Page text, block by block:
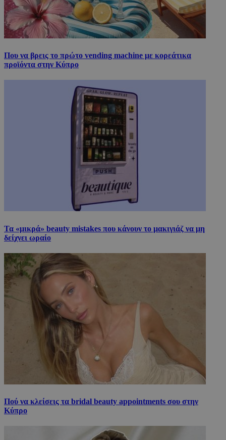
Που να βρεις το πρώτο vending machine με κορεάτικα
προϊόντα στην Κύπρο
Τα «μικρά» beauty mistakes που κάνουν το μακιγιάζ να μη
δείχνει ωραίο
Πού να κλείσεις τα bridal beauty appointments σου στην
Κύπρο